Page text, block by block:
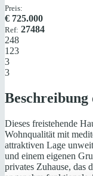
Preis:
€ 725.000
Ref: 27484
248
123
3
3
Dieses freistehende
Wohnqualität mit
attraktiven Lage
und einem eigenen
privates Zuhause, das